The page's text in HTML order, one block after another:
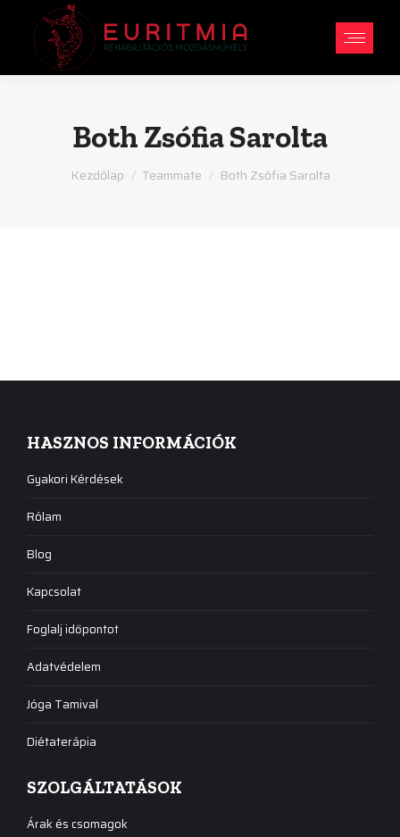
Both Zsófia Sarolta
Kezdőlap Teammate Both Zsófia Sarolta
HASZNOS INFORMÁCIÓK
Gyakori Kérdések
Rólam
Blog
Kapcsolat
Foglalj időpontot
Adatvédelem
Jóga Tamival
Diétaterápia
SZOLGÁLTATÁSOK
Árak és csomagok